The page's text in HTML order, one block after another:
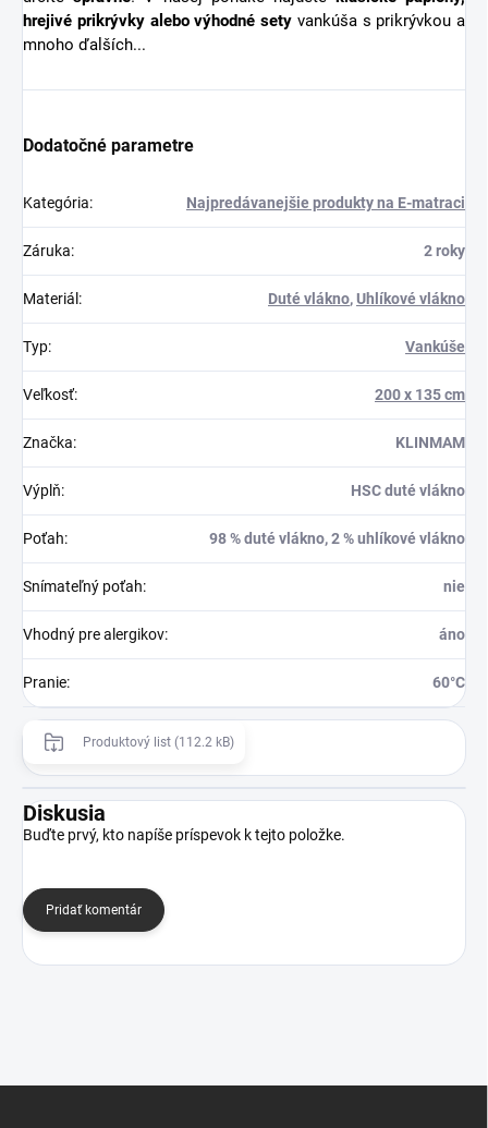
hrejivé prikrývky alebo výhodné sety vankúša s prikrývkou a
mnoho ďalších...
Dodatočné parametre
Kategória: Najpredávanejšie produkty na E-matraci
Záruka: 2 roky
Materiál : Duté vlákno,Uhlíkové vlákno
Typ: Vankúše
Veľkosť: 200 x 135 cm
Značka: KLINMAM
Výplň: HSC duté vlákno
Poťah: 98 % duté vlákno, 2 % uhlíkové vlákno
Snímateľný poťah: nie
Vhodný pre alergikov: áno
Pranie: 60°C
Produktový list (112.2 kB)
Diskusia
Buďte prvý, kto napíše príspevok k tejto položke.
Pridať komentár